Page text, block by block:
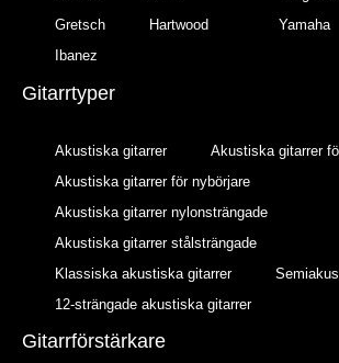
Gretsch
Hartwood
Ibanez
Yamaha
Gitarrtyper
Akustiska gitarrer
Akustiska gitarrer
Akustiska gitarrer för nybörjare
Akustiska gitarrer nylonsträngade
Akustiska gitarrer stålsträngade
Klassiska akustiska gitarrer
12-strängade akustiska gitarrer
Gitarrförstärkare